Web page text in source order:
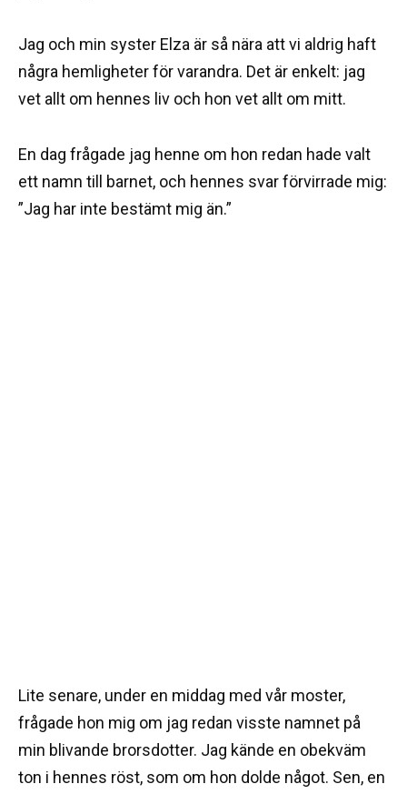
Jag och min syster Elza är så nära att vi aldrig haft
några hemligheter för varandra. Det är enkelt: jag
vet allt om hennes liv och hon vet allt om mitt.
En dag frågade jag henne om hon redan hade valt
ett namn till barnet, och hennes svar förvirrade mig:
”Jag har inte bestämt mig än.”
Lite senare, under en middag med vår moster,
frågade hon mig om jag redan visste namnet på
min blivande brorsdotter. Jag kände en obekväm
ton i hennes röst, som om hon dolde något. Sen, en